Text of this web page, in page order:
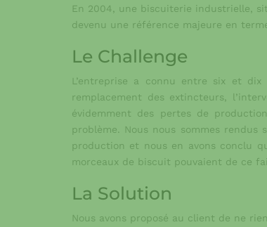
En 2004, une biscuiterie industrielle,
devenu une référence majeure en
Le Challenge
L’entreprise a connu entre six et
remplacement des extincteurs,
évidemment des pertes de
problème. Nous nous sommes
production et nous en avons conclu
morceaux de biscuit pouvaient de ce
La Solution
Nous avons proposé au client de ne